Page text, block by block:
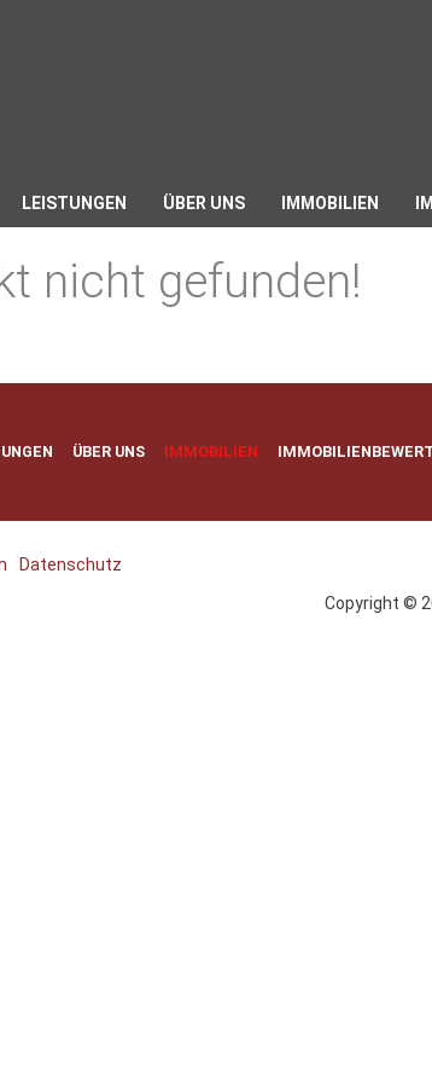
LEISTUNGEN ÜBER UNS IMMOBILIEN
nicht gefunden!
ÜBER UNS IMMOBILIEN
Datenschutz
Copyright ©